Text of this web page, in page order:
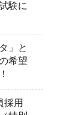
験に
」と
希望
採用